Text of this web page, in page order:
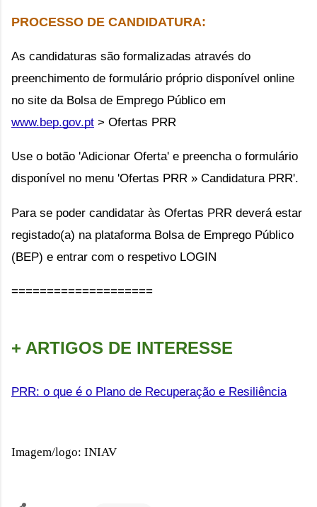
PROCESSO DE CANDIDATURA:
As candidaturas são formalizadas através do
preenchimento de formulário próprio disponível online
www.bep.gov.pt > Ofertas PRR
Use o botão 'Adicionar Oferta' e preencha o formulário
disponível no menu 'Ofertas PRR » Candidatura PRR'.
Para se poder candidatar às Ofertas PRR deverá estar
registado(a) na plataforma Bolsa de Emprego Público
(BEP) e entrar com o respetivo LOGIN
====================
+ ARTIGOS DE INTERESSE
PRR: o que é o Plano de Recuperação e Resiliência
Imagem/logo: INIAV